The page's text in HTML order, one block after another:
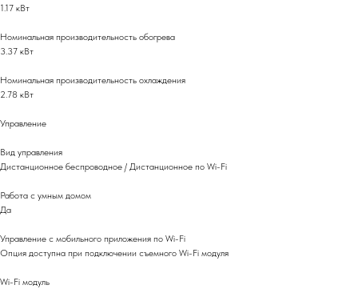
1.17 кВт
Номинальная производительность обогрева
3.37 кВт
Номинальная производительность охлаждения
2.78 кВт
Управление
Вид управления
Дистанционное беспроводное / Дистанционное по Wi-Fi
Работа с умным домом
Да
Управление c мобильного приложения по Wi-Fi
Опция доступна при подключении съемного Wi-Fi модуля
Wi-Fi модуль